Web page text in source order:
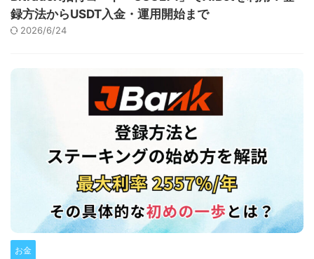
録方法からUSDT入金・運用開始まで
2026/6/24
お金